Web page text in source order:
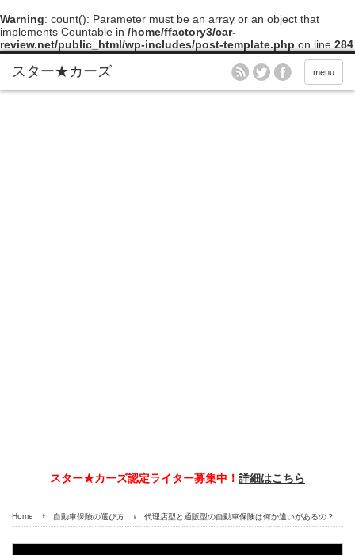
Warning: count(): Parameter must be an array or an object that
implements Countable in /home/ffactory3/car-
review.net/public_html/wp-includes/post-template.php on line 284
menu
スター★カーズ認定ライター募集中！ 詳細はこちら
Home 自動車保険の選び方 代理店型と通販型の自動車保険は何か違いがあるの？